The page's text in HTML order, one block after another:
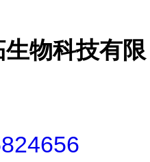
物科技有限